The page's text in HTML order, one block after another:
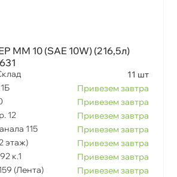
ММ 10 (SAE 10W) (216,5л)
11 шт
Привезем завтра
Привезем завтра
12
Привезем завтра
115
Привезем завтра
этаж)
Привезем завтра
к.1
Привезем завтра
(Лента)
Привезем завтра